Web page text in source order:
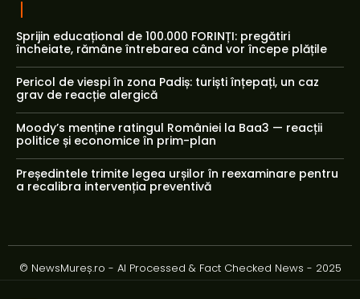
Sprijin educațional de 100.000 FORINȚI: pregătiri
încheiate, rămâne întrebarea când vor începe plățile
Pericol de viespi în zona Padiș: turiști înțepați, un caz
grav de reacție alergică
Moody’s menține ratingul României la Baa3 — reacții
politice și economice în prim-plan
Președintele trimite legea urșilor în reexaminare pentru
a recalibra intervenția preventivă
© NewsMureș.ro - AI Processed & Fact Checked News - 2025